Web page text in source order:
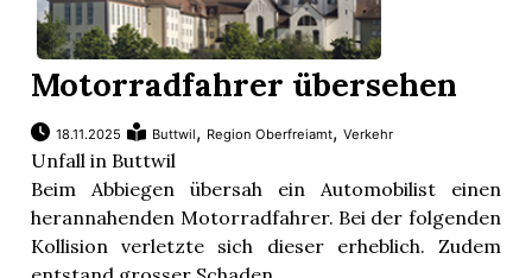
Motorradfahrer übersehen
18.11.2025 Buttwil, Region Oberfreiamt,Verkehr
Unfall in Buttwil
Beim Abbiegen übersah ein Automobilist einen
herannahenden Motorradfahrer. Bei der folgenden
Kollision verletzte sich dieser erheblich. Zudem